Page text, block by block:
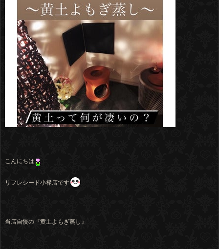
こんにちは
リフレシード小禄店です
当店自慢の『黄土よもぎ蒸し』